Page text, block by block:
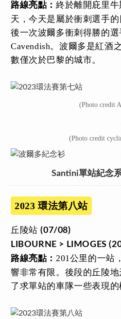
路線亮點： 終於離開庇里
天，今天是屬於衝刺選手
後一次波爾多衝刺得勝的
Cavendish。波爾多是紅酒
數僅次於巴黎的城市。
(Photo credit
(Photo credit
Santini單站紀念
2023 環法第八站
丘陵站(07/08)
LIBOURNE > LIMOGES
路線亮點： 201公里的一站
響非常有限。後段的丘陵
了求單站的車隊一些表現的